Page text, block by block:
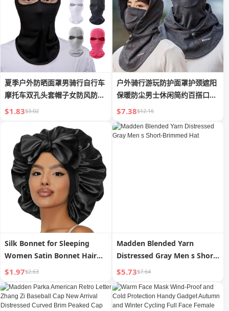
夏季户外防晒面罩男骑行自行车
摩托车双孔头套帽子女防风防尘
蒙面
$1.83$3.02
户外骑行游玩防护面罩护颈遮阳
保暖防尘男士休闲简约百搭口罩
帽子
$7.38$12.16
Silk Bonnet for Sleeping
Women Satin Bonnet Hair
Bonnet Night Sleep Cap
Scarf wrap for Curly Hair
with Tie Band Black
$1.97$2.63
Madden Blended Yarn
Distressed Gray Men s Short-
Brimmed Hat
$5.73$7.64